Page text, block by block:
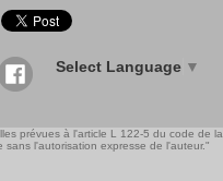
Select Language ▼
prévues à l'article L 122-5 du code de la
l'autorisation expresse de l'auteur."